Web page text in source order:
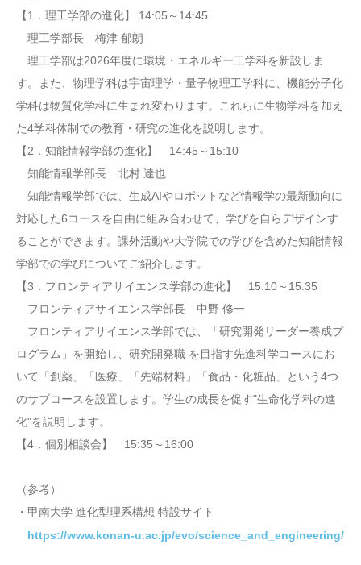
【1．理工学部の進化】 14:05～14:45
理工学部長 梅津 郁朗
理工学部は2026年度に環境・エネルギー工学科を新設しま
す。また、物理学科は宇宙理学・量子物理工学科に、機能分子化
学科は物質化学科に生まれ変わります。これらに生物学科を加え
た4学科体制での教育・研究の進化を説明します。
【2．知能情報学部の進化】 14:45～15:10
知能情報学部長 北村 達也
知能情報学部では、生成AIやロボットなど情報学の最新動向に
対応した6コースを自由に組み合わせて、学びを自らデザインす
ることができます。課外活動や大学院での学びを含めた知能情報
学部での学びについてご紹介します。
【3．フロンティアサイエンス学部の進化】 15:10～15:35
フロンティアサイエンス学部長 中野 修一
フロンティアサイエンス学部では、「研究開発リーダー養成プ
ログラム」を開始し、研究開発職 を目指す先進科学コースにお
いて「創薬」「医療」「先端材料」「食品・化粧品」という4つ
のサブコースを設置します。学生の成長を促す"生命化学科の進
化"を説明します。
【4．個別相談会】 15:35～16:00
（参考）
・甲南大学 進化型理系構想 特設サイト
https://www.konan-u.ac.jp/evo/science_and_engineering/